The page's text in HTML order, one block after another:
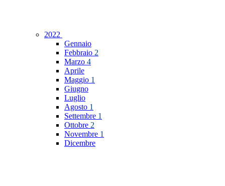
2022
Gennaio
Febbraio 2
Marzo 4
Aprile
Maggio 1
Giugno
Luglio
Agosto 1
Settembre 1
Ottobre 2
Novembre 1
Dicembre